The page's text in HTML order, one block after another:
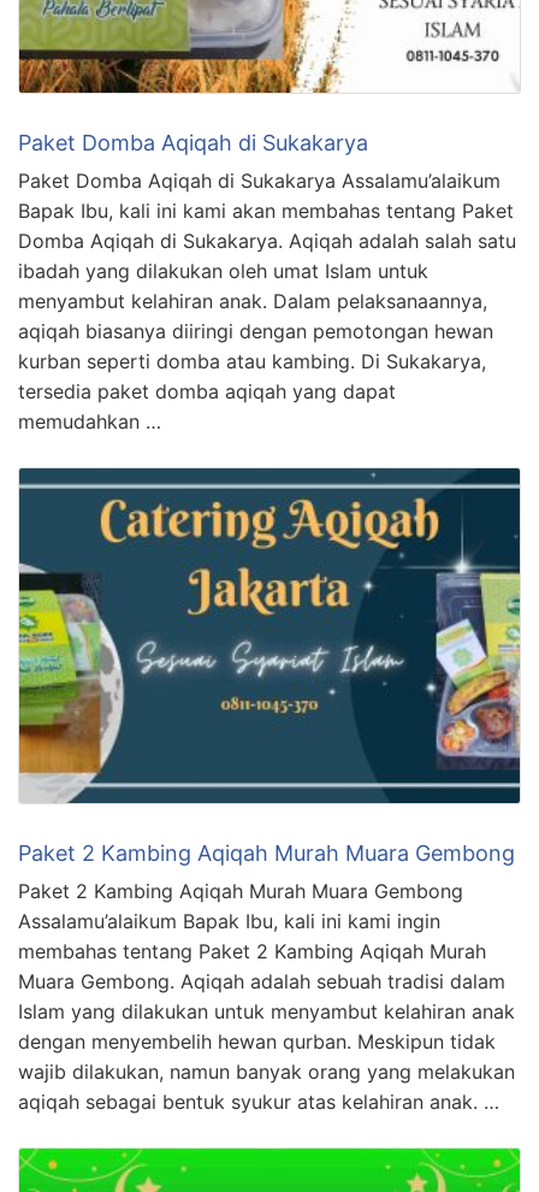
Paket Domba Aqiqah di Sukakarya
Paket Domba Aqiqah di Sukakarya Assalamu’alaikum
Bapak Ibu, kali ini kami akan membahas tentang Paket
Domba Aqiqah di Sukakarya. Aqiqah adalah salah satu
ibadah yang dilakukan oleh umat Islam untuk
menyambut kelahiran anak. Dalam pelaksanaannya,
aqiqah biasanya diiringi dengan pemotongan hewan
kurban seperti domba atau kambing. Di Sukakarya,
tersedia paket domba aqiqah yang dapat
memudahkan …
Paket 2 Kambing Aqiqah Murah Muara Gembong
Paket 2 Kambing Aqiqah Murah Muara Gembong
Assalamu’alaikum Bapak Ibu, kali ini kami ingin
membahas tentang Paket 2 Kambing Aqiqah Murah
Muara Gembong. Aqiqah adalah sebuah tradisi dalam
Islam yang dilakukan untuk menyambut kelahiran anak
dengan menyembelih hewan qurban. Meskipun tidak
wajib dilakukan, namun banyak orang yang melakukan
aqiqah sebagai bentuk syukur atas kelahiran anak. …